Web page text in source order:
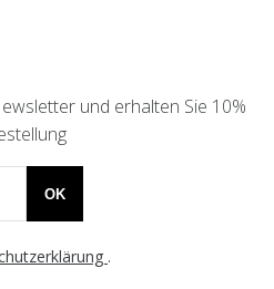
und erhalten Sie 10%
OK
.